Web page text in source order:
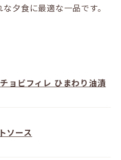
夕食に最適な一品です。
ョビフィレ ひまわり油漬
ソース